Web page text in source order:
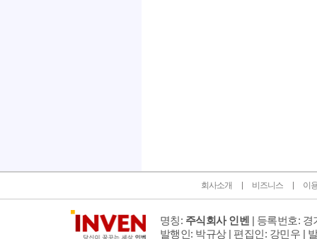
회사소개 비즈니스 이
명칭: 주식회사 인벤 | 등록번호: 경
발행인: 박규상 | 편집인: 강민우 |